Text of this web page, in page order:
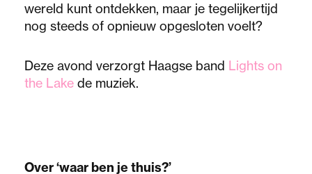
wereld kunt ontdekken, maar je tegelijkertijd
nog steeds of opnieuw opgesloten voelt?
Deze avond verzorgt Haagse band Lights on
the Lake de muziek.
Over ‘waar ben je thuis?’